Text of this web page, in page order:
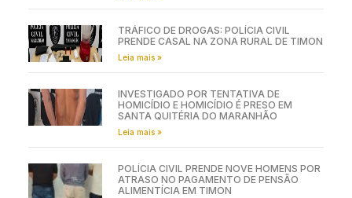
TRÁFICO DE DROGAS: POLÍCIA CIVIL
PRENDE CASAL NA ZONA RURAL DE TIMON
Leia mais »
INVESTIGADO POR TENTATIVA DE
HOMICÍDIO E HOMICÍDIO É PRESO EM
SANTA QUITÉRIA DO MARANHÃO
Leia mais »
POLÍCIA CIVIL PRENDE NOVE HOMENS POR
ATRASO NO PAGAMENTO DE PENSÃO
ALIMENTÍCIA EM TIMON